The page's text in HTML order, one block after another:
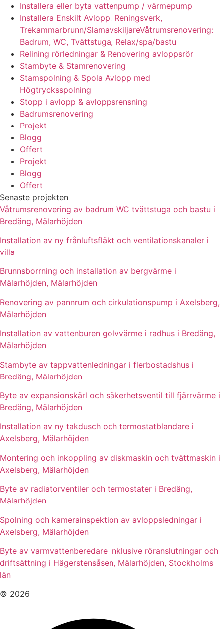
Installera eller byta vattenpump / värmepump
Installera Enskilt Avlopp, Reningsverk,
Trekammarbrunn/SlamavskiljareVåtrumsrenovering:
Badrum, WC, Tvättstuga, Relax/spa/bastu
Relining rörledningar & Renovering avloppsrör
Stambyte & Stamrenovering
Stamspolning & Spola Avlopp med
Högtrycksspolning
Stopp i avlopp & avloppsrensning
Badrumsrenovering
Projekt
Blogg
Offert
Projekt
Blogg
Offert
Senaste projekten
Våtrumsrenovering av badrum WC tvättstuga och bastu i
Bredäng, Mälarhöjden
Installation av ny frånluftsfläkt och ventilationskanaler i
villa
Brunnsborrning och installation av bergvärme i
Mälarhöjden, Mälarhöjden
Renovering av pannrum och cirkulationspump i Axelsberg,
Mälarhöjden
Installation av vattenburen golvvärme i radhus i Bredäng,
Mälarhöjden
Stambyte av tappvattenledningar i flerbostadshus i
Bredäng, Mälarhöjden
Byte av expansionskärl och säkerhetsventil till fjärrvärme i
Bredäng, Mälarhöjden
Installation av ny takdusch och termostatblandare i
Axelsberg, Mälarhöjden
Montering och inkoppling av diskmaskin och tvättmaskin i
Axelsberg, Mälarhöjden
Byte av radiatorventiler och termostater i Bredäng,
Mälarhöjden
Spolning och kamerainspektion av avloppsledningar i
Axelsberg, Mälarhöjden
Byte av varmvattenberedare inklusive röranslutningar och
driftsättning i Hägerstensåsen, Mälarhöjden, Stockholms
län
© 2026